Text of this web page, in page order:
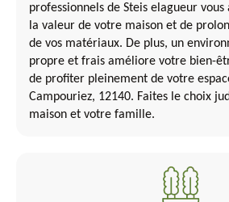
professionnels de Steis elagueur
la valeur de votre maison et de
de vos matériaux. De plus, un
propre et frais améliore votre bien-
de profiter pleinement de votre
Campouriez, 12140. Faites le choix
maison et votre famille.